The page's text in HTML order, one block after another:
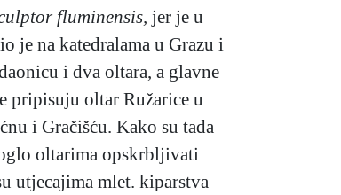
fluminensis, jer je u
je na katedralama u Grazu i
i dva oltara, a glavne
pripisuju oltar Ružarice u
i Gračišću. Kako su tada
oltarima opskrbljivati
utjecajima mlet. kiparstva